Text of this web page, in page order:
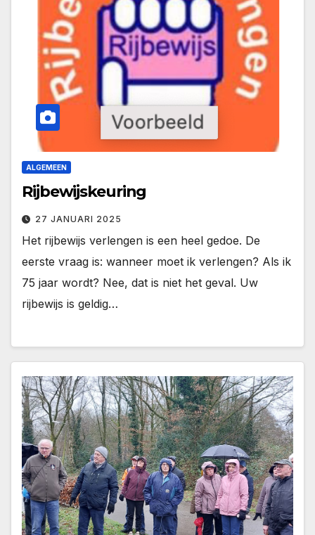
ALGEMEEN
Rijbewijskeuring
27 JANUARI 2025
Het rijbewijs verlengen is een heel gedoe. De
eerste vraag is: wanneer moet ik verlengen? Als ik
75 jaar wordt? Nee, dat is niet het geval. Uw
rijbewijs is geldig…